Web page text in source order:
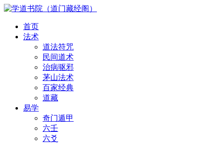
首页
法术
道法符咒
民间道术
治病驱邪
茅山法术
百家经典
道藏
易学
奇门遁甲
六壬
六爻